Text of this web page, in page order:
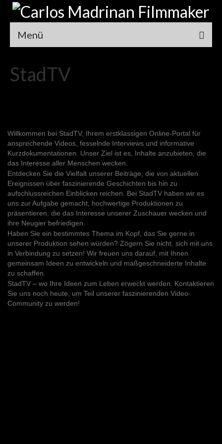
Menü
Referenzen
Filmszenen für das Training
Drehbuch
Storyboard
Location
Casting
Farben im Film
Filmset-Gestaltung
Filmbeleuchtung
Film-Make-up
StadTV
Willkommen bei StadTV, Ihrem erstklassigen Online-Portal für
ansprechende Videos, fesselnde Interviews und informative
Kurzdokumentationen. Unser Ziel ist es, Inhalte anzubieten, die
das Interesse aller Menschen wecken.
Entdecken Sie die Vielfalt unserer Beiträge, die von aktuellen
Ereignissen über faszinierende Geschichten bis hin zu
aufschlussreichen Einblicken reichen. Bei StadTV haben wir es
uns zur Aufgabe gemacht, hochwertige Produktionen zu
präsentieren, die das Interesse unserer Zuschauer wecken und
ihre Neugier befriedigen.
Haben Sie ein bestimmtes Thema im Kopf, das Sie gerne in
unserer Produktion sehen würden? Zögern Sie nicht, sich mit uns
in Verbindung zu setzen! Wir freuen uns darauf, mit Ihnen
gemeinsam Ideen zu entwickeln und maßgeschneiderte Inhalte
zu schaffen.
StadTV – wo Ihre Ideen zum Leben erweckt werden. Kontaktieren
Sie uns noch heute, um Teil unserer faszinierenden Video-
Community zu werden!